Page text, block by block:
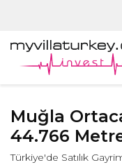
Muğla
44.766
Türkiye'de Satılık